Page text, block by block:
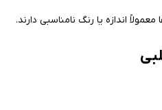
اندازه یا رنگ نامناسبی دارند.